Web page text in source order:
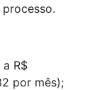
R$
por mês);